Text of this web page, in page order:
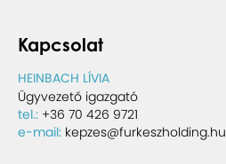
Kapcsolat
HEINBACH LÍVIA
Ügyvezető igazgató
tel.: +36 70 426 9721
e-mail: kepzes@furkeszholding.hu